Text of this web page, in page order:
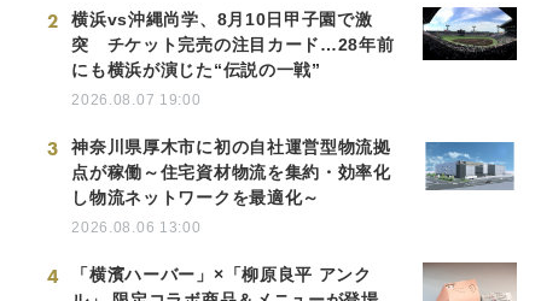
2
横浜vs沖縄尚学、8月10日甲子園で激
突 チケット完売の注目カード…28年前
にも横浜が演じた“伝説の一戦”
2026.08.07 19:00
3
神奈川県厚木市に初の自社運営型物流拠
点が稼働～住宅資材物流を集約・効率化
し物流ネットワークを最適化～
2026.08.06 13:00
4
「横濱ハーバー」×「柳原良平 アンク